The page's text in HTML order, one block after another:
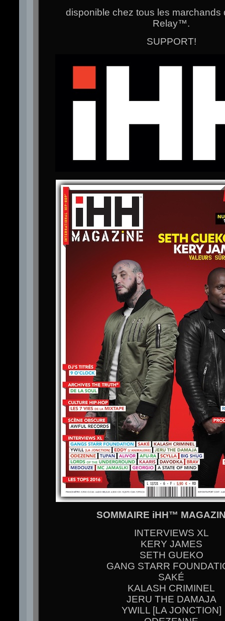
disponible chez tous les marchands
Relay™.
SUPPORT!
SOMMAIRE iHH™
INTERVIEWS XL
KERY JAMES
SETH GUEKO
GANG STARR
SAKÉ
KALASH CRIMINEL
JERU THE DAMAJA
YWILL [LA JONCTION]